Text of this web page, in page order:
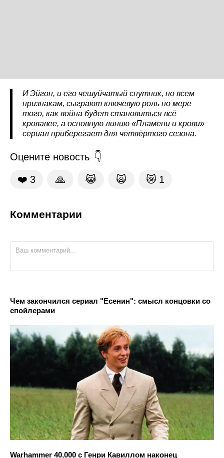
И Эйгон, и его чешуйчатый спутник, по всем
признакам, сыграют ключевую роль по мере
того, как война будет становиться всё
кровавее, а основную линию «Пламени и крови»
сериал приберегает для четвёртого сезона.
Оцените новость
❤️ 3 🙏 😹 🙀 😿 1
Комментарии
Чем закончился сериал "Есенин": смысл концовки со
спойлерами
Warhammer 40,000 с Генри Кавиллом наконец